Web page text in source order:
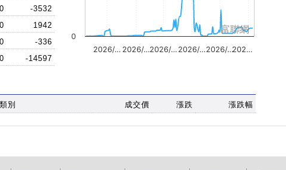
0
-3532
0
1942
0
-336
0 -14597
2026/… 2026/…2026/… 2026/…2026/…202…
0
富聯網
別 成交價 漲跌 漲跌幅